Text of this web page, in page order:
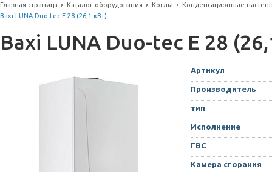
Главная страница Каталог оборудования Котлы
Конденсационные
Baxi LUNA Duo-tec E 28 (26,1 кВт)
Baxi LUNA Duo-tec E 28
Артикул
Производитель
тип
Исполнение
ГВС
Камера сгорания